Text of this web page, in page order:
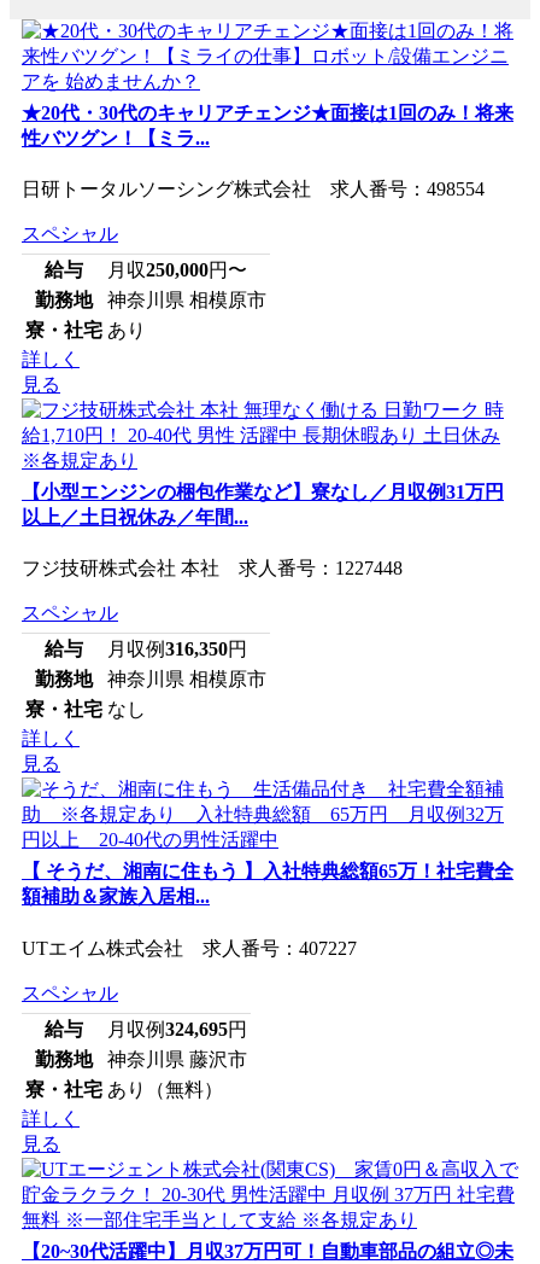
★20代・30代のキャリアチェンジ★面接は1回のみ！将来
性バツグン！【ミラ...
日研トータルソーシング株式会社 求人番号：498554
スペシャル
給与
月収250,000円〜
勤務地
神奈川県 相模原市
寮・社宅 あり
詳しく
見る
【小型エンジンの梱包作業など】寮なし／月収例31万円
以上／土日祝休み／年間...
フジ技研株式会社 本社 求人番号：1227448
スペシャル
給与
月収例316,350円
勤務地
神奈川県 相模原市
寮・社宅 なし
詳しく
見る
【 そうだ、湘南に住もう 】入社特典総額65万！社宅費全
額補助＆家族入居相...
UTエイム株式会社 求人番号：407227
スペシャル
給与
月収例324,695円
勤務地
神奈川県 藤沢市
寮・社宅 あり（無料）
詳しく
見る
【20~30代活躍中】月収37万円可！自動車部品の組立◎未